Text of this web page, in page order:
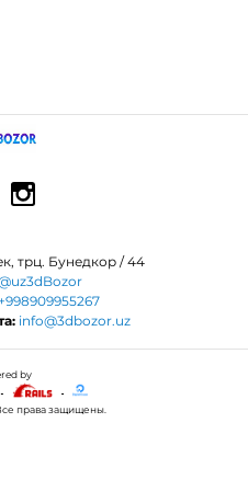
трц. Бунедкор / 44
+998909955267
info@3dbozor.uz
by
Все права защищены.